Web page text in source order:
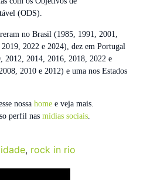
(ODS).
no Brasil (1985, 1991, 2001,
2022 e 2024), dez em Portugal
2012, 2014, 2016, 2018, 2022 e
2010 e 2012) e uma nos Estados
nossa home e veja mais.
perfil nas mídias sociais.
, rock in rio